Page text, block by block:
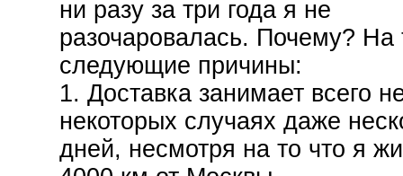
ни разу за три года я не
разочаровалась. Почему? На
следующие причины:
1. Доставка занимает всего
некоторых случаях даже
дней, несмотря на то что я